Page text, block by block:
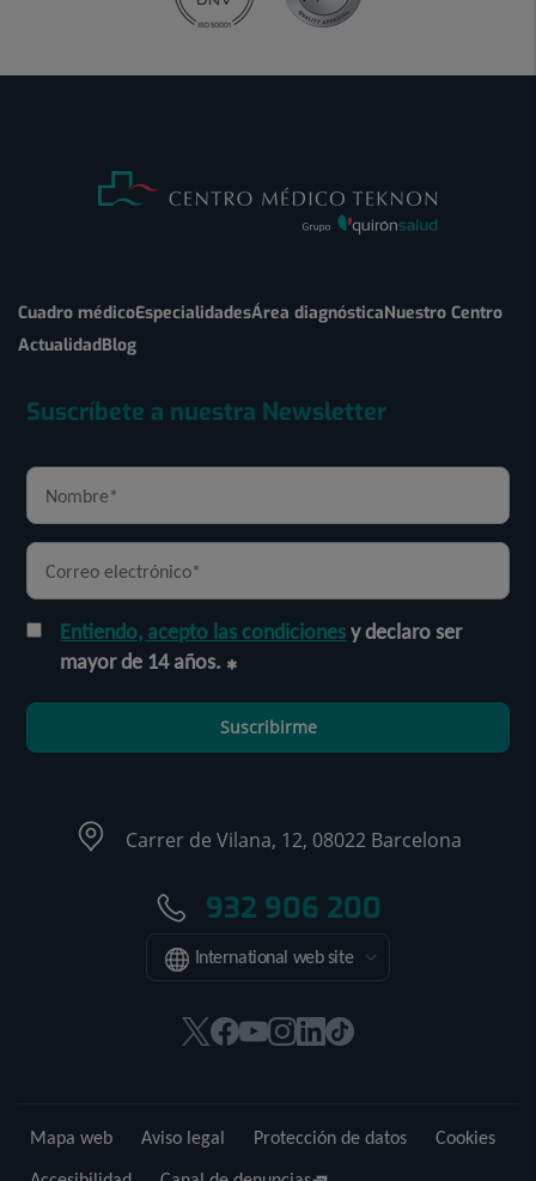
Cuadro médicoEspecialidadesÁrea diagnósticaNuestro Centro
ActualidadBlog
Suscríbete a nuestra Newsletter
Entiendo, acepto las condicionesy declaro ser
mayor de 14 años.
Suscribirme
Carrer de Vilana, 12, 08022 Barcelona
932 906 200
International web site
Este
en
Este
en
Este
en
Este
en
Este
en
Enlace
externa.
Mapa web Aviso legal Protección de datos
Cookies